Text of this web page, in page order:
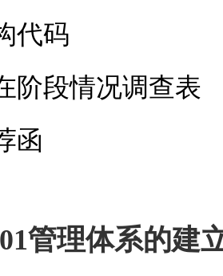
代码
阶段情况调查表
函
管理体系的建